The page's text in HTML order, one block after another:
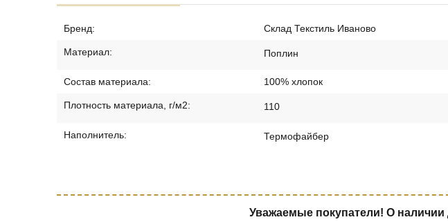
Бренд: Склад Текстиль Иваново
Материал: Поплин
Состав материала: 100% хлопок
Плотность материала, г/м2: 110
Наполнитель: Термофайбер
Уважаемые покупатели! О наличии